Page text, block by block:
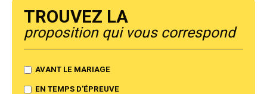
Trouvez la
proposition qui vous correspond
AVANT LE MARIAGE
EN TEMPS D'ÉPREUVE